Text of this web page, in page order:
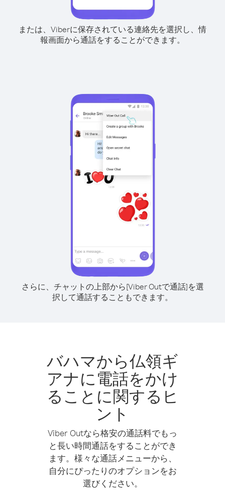
または、Viberに保存されている連絡先を選択し、情
報画面から通話をすることができます。
さらに、チャットの上部から[Viber Outで通話]を選
択して通話することもできます。
バハマから仏領ギ
アナに電話をかけ
ることに関するヒ
ント
Viber Outなら格安の通話料でもっ
と長い時間通話をすることができ
ます。様々な通話メニューから、
自分にぴったりのオプションをお
選びください。